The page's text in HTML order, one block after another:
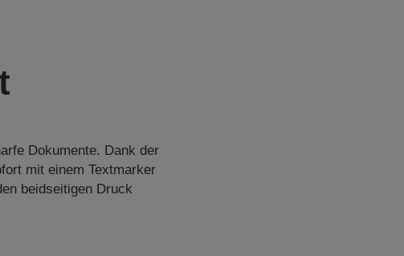
Dokumente. Dank der
mit einem Textmarker
beidseitigen Druck